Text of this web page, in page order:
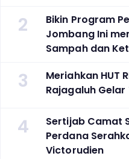
2
Bikin Program
Jombang Ini
Sampah dan
3
Meriahkan HUT
Rajagaluh
4
Sertijab Camat
Perdana
Victorudien